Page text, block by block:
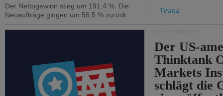
Der Nettogewinn stieg um 191,4 %. Die
Neuaufträge gingen um 58,5 % zurück.
Tirana
Der US-
Thinktank
Markets
schlägt die